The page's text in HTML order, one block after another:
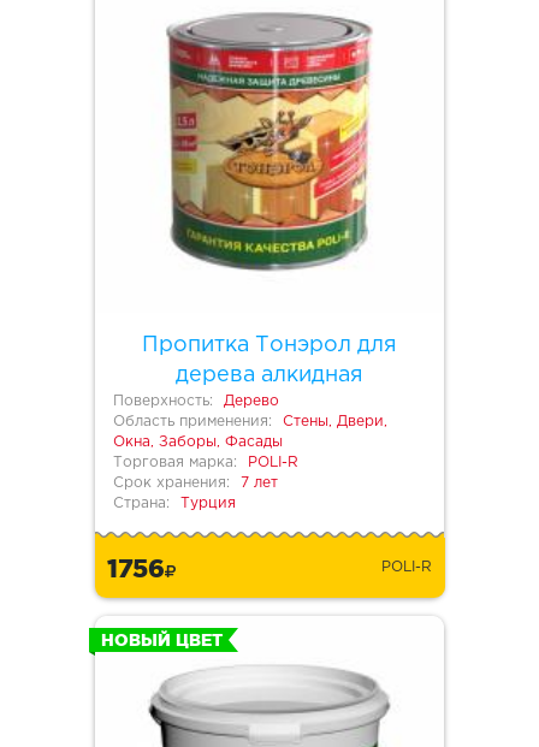
Пропитка Тонэрол для
дерева алкидная
Поверхность:
Дерево
Область применения:
Стены, Двери,
Окна, Заборы, Фасады
Торговая марка:
POLI-R
Срок хранения:
7 лет
Страна:
Турция
1756 POLI-R
НОВЫЙ ЦВЕТ